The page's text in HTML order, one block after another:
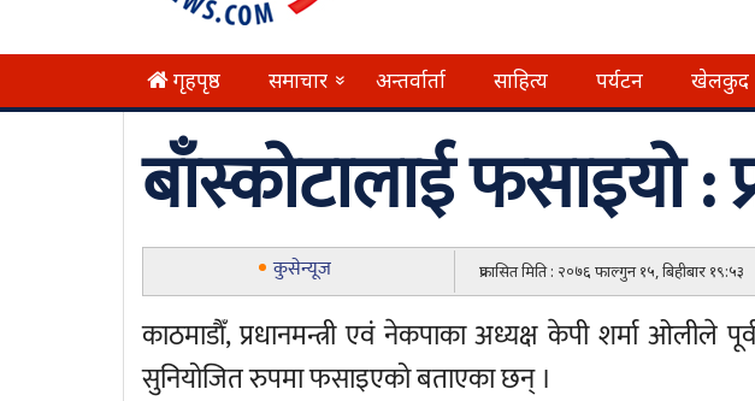
गृहपृष्ठ समाचार » अन्तर्वार्ता साहित्य पर्यटन खेलकुद
बाँस्कोटालाई फसाइयो :
कुसेन्यूज प्रकासित मिति : २०७६ फाल्गुन १५, बिहीबार १९:५३
काठमाडाैँ, प्रधानमन्त्री एवं नेकपाका अध्यक्ष केपी शर्मा ओलीले
सुनियोजित रुपमा फसाइएको बताएका छन् ।